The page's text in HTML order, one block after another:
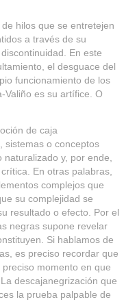
hilos que se entretejen
a través de su
En este
el desguace del
funcionamiento de los
Valiño es su artífice. O
de caja
sistemas o conceptos
y, por ende,
En otras palabras,
complejos que
su complejidad se
resultado o efecto. Por el
negras supone revelar
Si hablamos de
es preciso recordar que
momento en que
descajanegrización que
la prueba palpable de